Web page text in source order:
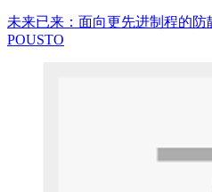
未来已来：面向更先进制程的
POUSTO